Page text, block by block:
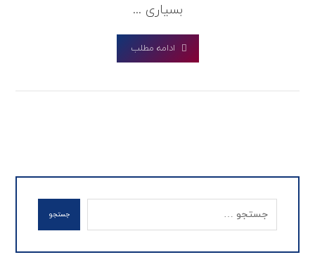
بسیاری ...
ادامه مطلب
جستجو